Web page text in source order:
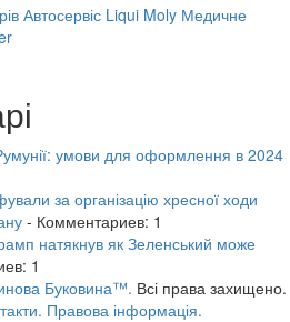
Автосервіс Liqui Moly Медичне
умови для оформлення в 2024
за організацію хресної ходи
- Комментариев: 1
натякнув як Зеленський може
1
Буковина™. Всі права захищено.
Правова інформація.